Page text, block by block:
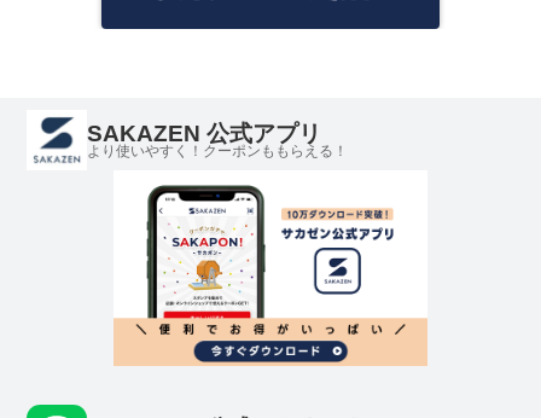
SAKAZEN 公式アプリ
より使いやすく！クーポンももらえる！